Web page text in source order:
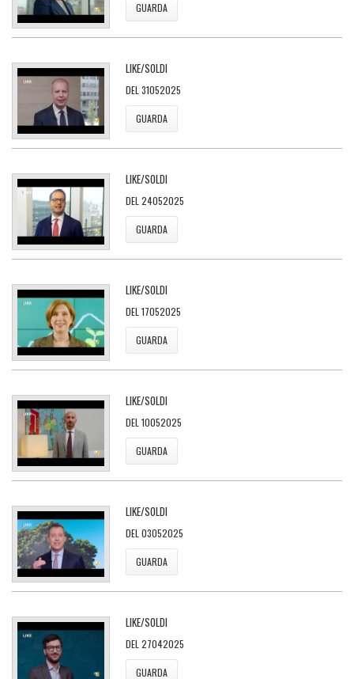
GUARDA
LIKE/SOLDI
DEL 31052025
GUARDA
LIKE/SOLDI
DEL 24052025
GUARDA
LIKE/SOLDI
DEL 17052025
GUARDA
LIKE/SOLDI
DEL 10052025
GUARDA
LIKE/SOLDI
DEL 03052025
GUARDA
LIKE/SOLDI
DEL 27042025
GUARDA